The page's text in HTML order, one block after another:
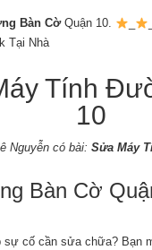
Bàn CờQuận 10.
Tại Nhà
Tính
10
Nguyễn có bài: Sửa Máy
Bàn Cờ
sự cố cần sửa chữa? Bạn